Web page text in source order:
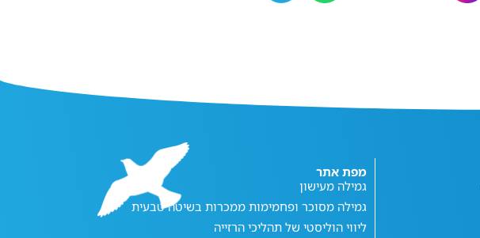
מפת אתר
גמילה מעישון
גמילה מסוכר ופחמימות ממכרות בשיטה טבעית
ליווי הוליסטי של תהליכי הרזייה